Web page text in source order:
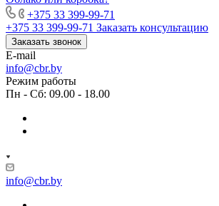
+375 33 399-99-71
+375 33 399-99-71 Заказать консультацию
Заказать звонок
E-mail
info@cbr.by
Режим работы
Пн - Сб: 09.00 - 18.00
info@cbr.by